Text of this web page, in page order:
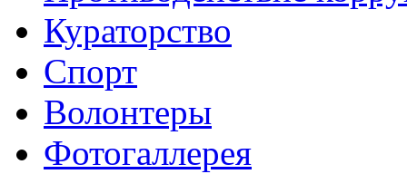
Кураторство
Спорт
Волонтеры
Фотогаллерея